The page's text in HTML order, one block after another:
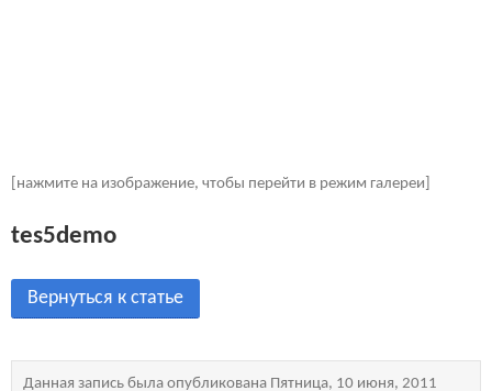
[нажмите на изображение, чтобы перейти в режим галереи]
tes5demo
Вернуться к статье
Данная запись была опубликована Пятница, 10 июня, 2011